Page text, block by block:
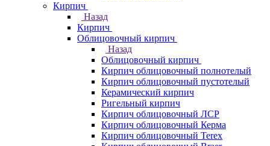
Кирпич
Назад
Кирпич
Облицовочный кирпич
Назад
Облицовочный кирпич
Кирпич облицовочный полнотелый
Кирпич облицовочный пустотелый
Керамический кирпич
Ригельный кирпич
Кирпич облицовочный ЛСР
Кирпич облицовочный Керма
Кирпич облицовочный Terex